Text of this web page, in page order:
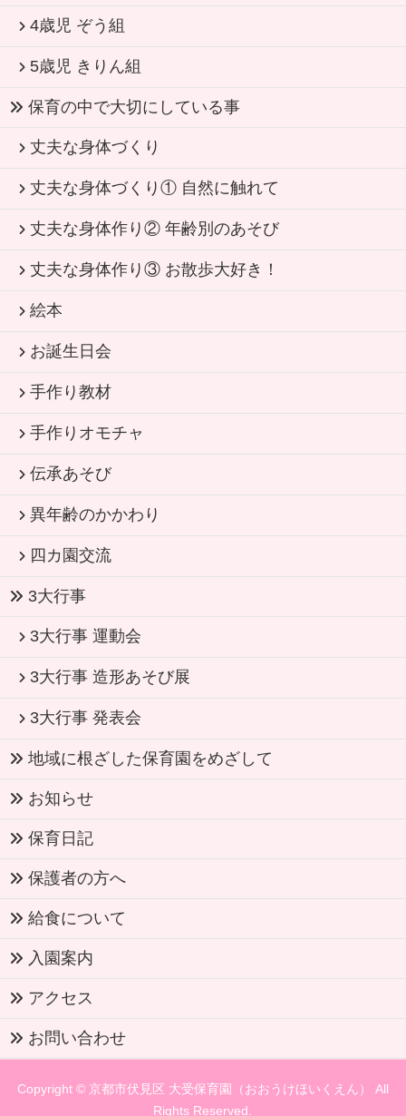
4歳児 ぞう組
5歳児 きりん組
保育の中で大切にしている事
丈夫な身体づくり
丈夫な身体づくり① 自然に触れて
丈夫な身体作り② 年齢別のあそび
丈夫な身体作り③ お散歩大好き！
絵本
お誕生日会
手作り教材
手作りオモチャ
伝承あそび
異年齢のかかわり
四カ園交流
3大行事
3大行事 運動会
3大行事 造形あそび展
3大行事 発表会
地域に根ざした保育園をめざして
お知らせ
保育日記
保護者の方へ
給食について
入園案内
アクセス
お問い合わせ
Copyright © 京都市伏見区 大受保育園（おおうけほいくえん）
All
Rights Reserved.